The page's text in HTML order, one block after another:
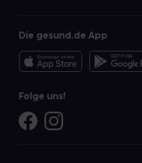
Die gesund.de App
Folge uns!